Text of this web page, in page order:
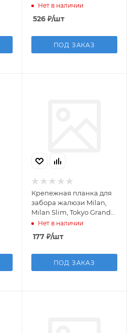
Double RAL 7024
мокрый асфальт (2,5м)
Нет в наличии
526₽/шт
ПОД ЗАКАЗ
Крепежная планка для
забора жалюзи Milan,
Milan Slim, Tokyo Grand
Line 0,45 PE-Double RAL
8017 2м
Нет в наличии
177₽/шт
ПОД ЗАКАЗ